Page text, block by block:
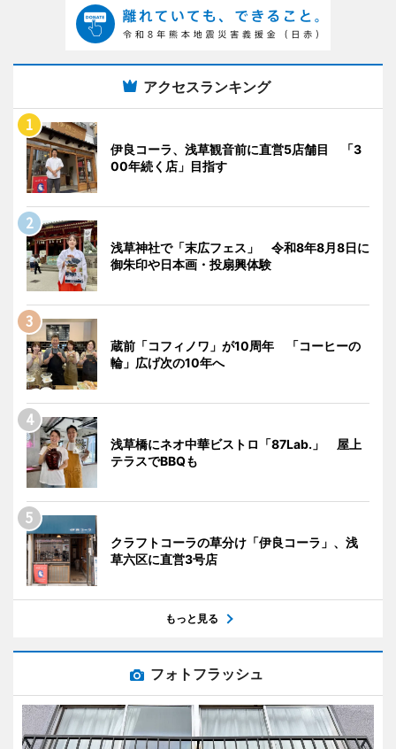
アクセスランキング
伊良コーラ、浅草観音前に直営5店舗目 「3
00年続く店」目指す
浅草神社で「末広フェス」 令和8年8月8日に
御朱印や日本画・投扇興体験
蔵前「コフィノワ」が10周年 「コーヒーの
輪」広げ次の10年へ
浅草橋にネオ中華ビストロ「87Lab.」 屋上
テラスでBBQも
クラフトコーラの草分け「伊良コーラ」、浅
草六区に直営3号店
もっと見る
フォトフラッシュ